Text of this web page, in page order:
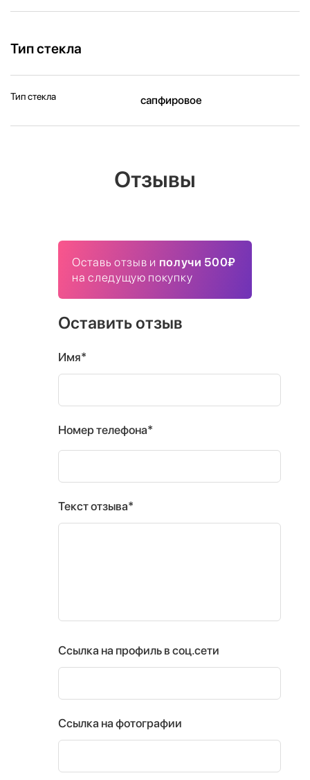
Тип стекла
Тип стекла сапфировое
Отзывы
Оставь отзыв и получи 500₽
на следущую покупку
Оставить отзыв
Имя*
Номер телефона*
Текст отзыва*
Ссылка на профиль в соц.сети
Ссылка на фотографии